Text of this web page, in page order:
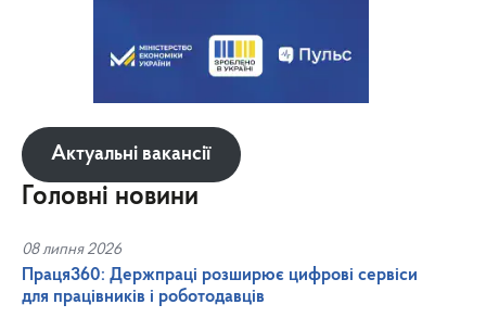
Актуальні вакансії
Головні новини
08 липня 2026
Праця360: Держпраці розширює цифрові сервіси
для працівників і роботодавців